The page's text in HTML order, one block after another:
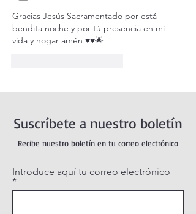
Gracias Jesús Sacramentado por está
bendita noche y por tú presencia en mí
vida y hogar amén ♥️♥️🌟
Suscríbete a nuestro boletín
Recibe nuestro boletín en tu correo electrónico
Introduce aquí tu correo electrónico